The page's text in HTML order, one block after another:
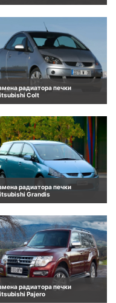
радиатора печки
Colt
радиатора печки
Grandis
радиатора печки
Pajero